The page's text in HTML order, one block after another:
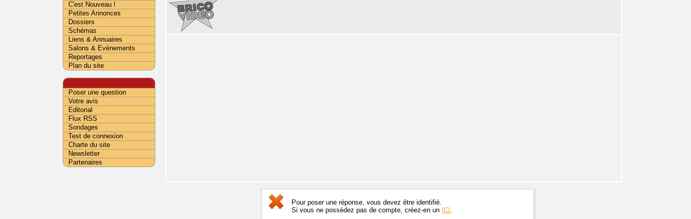
Pour poser une réponse, vous devez être identifié.
Si vous ne possédez pas de compte, créez-en un ICI .
C'est Nouveau !
Petites Annonces
Dossiers
Schémas
Liens & Annuaires
Salons & Evènements
Reportages
Plan du site
Poser une question
Votre avis
Editorial
Flux RSS
Sondages
Test de connexion
Charte du site
Newsletter
Partenaires